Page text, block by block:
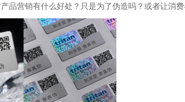
品营销有什么好处？只是为了伪造吗？或者让消费